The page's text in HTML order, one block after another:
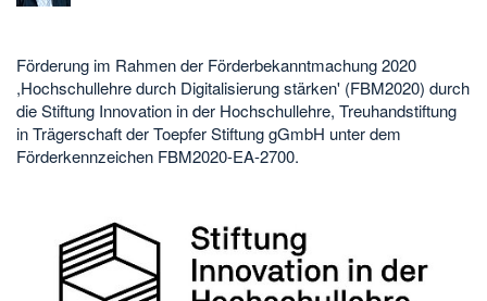
Förderung im Rahmen der Förderbekanntmachung 2020
,Hochschullehre durch Digitalisierung stärken' (FBM2020) durch
die Stiftung Innovation in der Hochschullehre, Treuhandstiftung
in Trägerschaft der Toepfer Stiftung gGmbH unter dem
Förderkennzeichen FBM2020-EA-2700.